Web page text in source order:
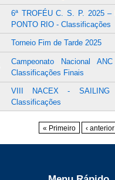
6ª TROFÉU C. S. P. 2025 –
PONTO RIO - Classificações
Torneio Fim de Tarde 2025
Campeonato Nacional
Classificações Finais
VIII NACEX -
Classificações
« Primeiro ‹ anterior